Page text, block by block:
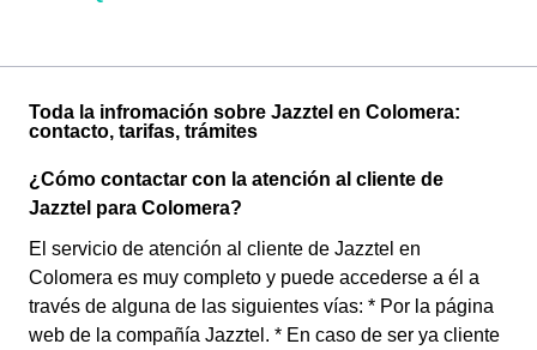
Toda la infromación sobre Jazztel en Colomera:
contacto, tarifas, trámites
¿Cómo contactar con la atención al cliente de
Jazztel para Colomera?
El servicio de atención al cliente de Jazztel en
Colomera es muy completo y puede accederse a él a
través de alguna de las siguientes vías: * Por la página
web de la compañía Jazztel. * En caso de ser ya cliente